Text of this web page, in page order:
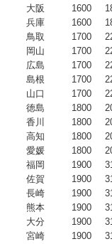
大阪
1600
兵庫
1600
鳥取
1700
岡山
1700
広島
1700
島根
1700
山口
1700
徳島
1800
香川
1800
高知
1800
愛媛
1800
福岡
1900
佐賀
1900
長崎
1900
熊本
1900
大分
1900
宮崎
1900